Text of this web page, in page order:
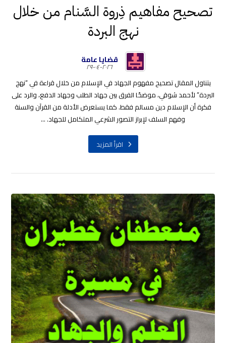
تصحيح مفاهيم ذِروة السَّنام من خلال
نهج البردة
قضايا عامة
٢٠٢٦-٠٤-٢٩
يتناول المقال تصحيح مفهوم الجهاد في الإسلام من خلال قراءة في “نهج
البردة” لأحمد شوقي، موضحًا الفرق بين جهاد الطلب وجهاد الدفع، والرد على
فكرة أن الإسلام دين مسالم فقط. كما يستعرض الأدلة من القرآن والسنة
وفهم السلف لإبراز التصور الشرعي المتكامل للجهاد. ...
اقرأ المزيد